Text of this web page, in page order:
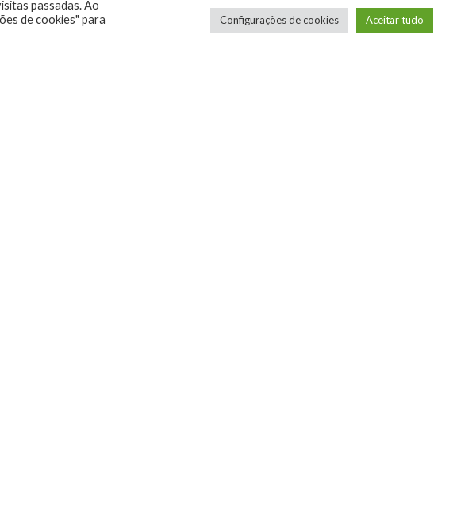
Memórias de um jogador:
passadas. Ao
de cookies" para
Configurações de cookies Aceitar tudo